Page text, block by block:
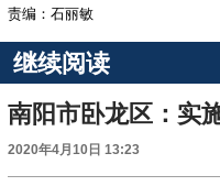
责编：石丽敏
继续阅读
2020年4月10日 13:23